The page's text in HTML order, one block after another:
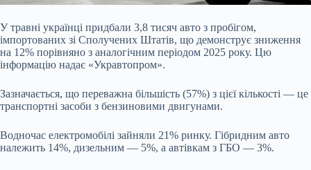
У травні українці придбали 3,8 тисяч авто з пробігом,
імпортованих зі Сполучених Штатів, що демонструє зниження
на 12% порівняно з аналогічним періодом 2025 року. Цю
інформацію надає «Укравтопром».
Зазначається, що переважна більшість (57%) з цієї кількості — це
транспортні засоби з бензиновими двигунами.
Водночас електромобілі зайняли 21% ринку. Гібридним авто
належить 14%, дизельним — 5%, а автівкам з ГБО — 3%.